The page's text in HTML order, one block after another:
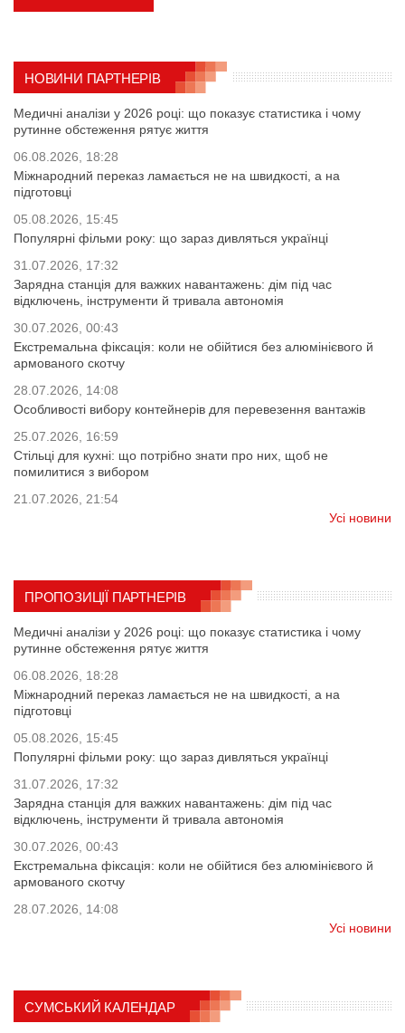
НОВИНИ ПАРТНЕРІВ
Медичні аналізи у 2026 році: що показує статистика і чому
рутинне обстеження рятує життя
06.08.2026, 18:28
Міжнародний переказ ламається не на швидкості, а на
підготовці
05.08.2026, 15:45
Популярні фільми року: що зараз дивляться українці
31.07.2026, 17:32
Зарядна станція для важких навантажень: дім під час
відключень, інструменти й тривала автономія
30.07.2026, 00:43
Екстремальна фіксація: коли не обійтися без алюмінієвого й
армованого скотчу
28.07.2026, 14:08
Особливості вибору контейнерів для перевезення вантажів
25.07.2026, 16:59
Стільці для кухні: що потрібно знати про них, щоб не
помилитися з вибором
21.07.2026, 21:54
Усі новини
ПРОПОЗИЦІЇ ПАРТНЕРІВ
Медичні аналізи у 2026 році: що показує статистика і чому
рутинне обстеження рятує життя
06.08.2026, 18:28
Міжнародний переказ ламається не на швидкості, а на
підготовці
05.08.2026, 15:45
Популярні фільми року: що зараз дивляться українці
31.07.2026, 17:32
Зарядна станція для важких навантажень: дім під час
відключень, інструменти й тривала автономія
30.07.2026, 00:43
Екстремальна фіксація: коли не обійтися без алюмінієвого й
армованого скотчу
28.07.2026, 14:08
Усі новини
СУМСЬКИЙ КАЛЕНДАР